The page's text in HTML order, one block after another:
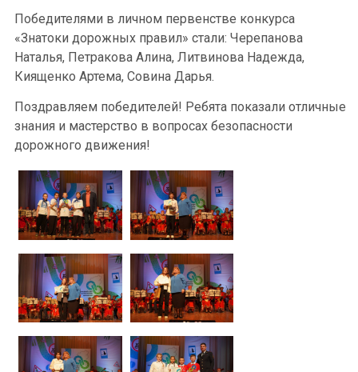
Победителями в личном первенстве конкурса
«Знатоки дорожных правил» стали: Черепанова
Наталья, Петракова Алина, Литвинова Надежда,
Киященко Артема, Совина Дарья.
Поздравляем победителей! Ребята показали отличные
знания и мастерство в вопросах безопасности
дорожного движения!